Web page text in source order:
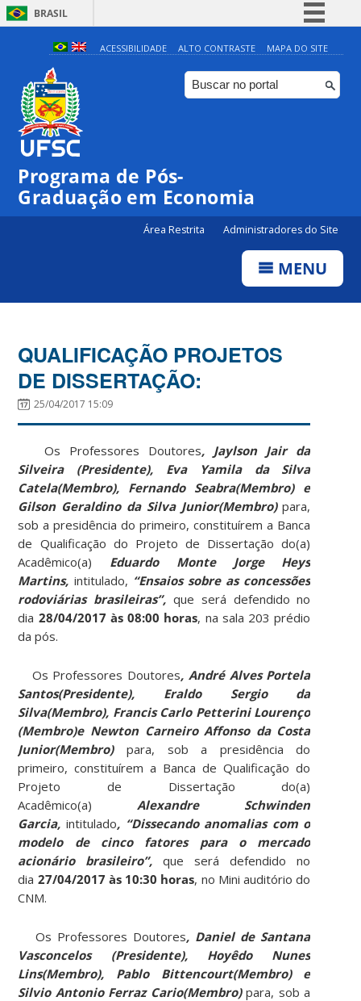
BRASIL
Simplifique!
Comunica BR
Participe
ACESSIBILIDADE ALTO CONTRASTE MAPA DO SITE
Programa de Pós-
Graduação em Economia
Área Restrita Administradores do Site
MENU
QUALIFICAÇÃO PROJETOS
DE DISSERTAÇÃO:
25/04/2017 15:09
Os Professores Doutores, Jaylson Jair da
Silveira (Presidente), Eva Yamila da Silva
Catela(Membro), Fernando Seabra(Membro) e
Gilson Geraldino da Silva Junior(Membro)para,
sob a presidência do primeiro, constituírem a Banca
de Qualificação do Projeto de Dissertação do(a)
Acadêmico(a) Eduardo Monte Jorge Heys
Martins, intitulado, “Ensaios sobre as concessões
rodoviárias brasileiras”, que será defendido no
dia 28/04/2017 às 08:00 horas, na sala 203 prédio
da pós.
Os Professores Doutores, André Alves Portela
Santos(Presidente), Eraldo Sergio da
Silva(Membro), Francis Carlo Petterini Lourenço
(Membro)e Newton Carneiro Affonso da Costa
Junior(Membro) para, sob a presidência do
primeiro, constituírem a Banca de Qualificação do
Projeto de Dissertação do(a)
Acadêmico(a)Alexandre Schwinden
Garcia, intitulado, “Dissecando anomalias com o
modelo de cinco fatores para o mercado
acionário brasileiro”,que será defendido no
dia 27/04/2017 às 10:30 horas, no Mini auditório do
CNM.
Os Professores Doutores, Daniel de Santana
Vasconcelos (Presidente), Hoyêdo Nunes
Lins(Membro), Pablo Bittencourt(Membro) e
Silvio Antonio Ferraz Cario(Membro)para, sob a